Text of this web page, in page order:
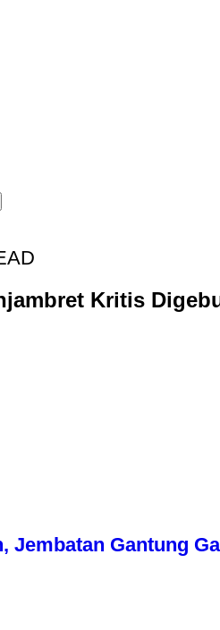
Kritis
Jembatan Gantung